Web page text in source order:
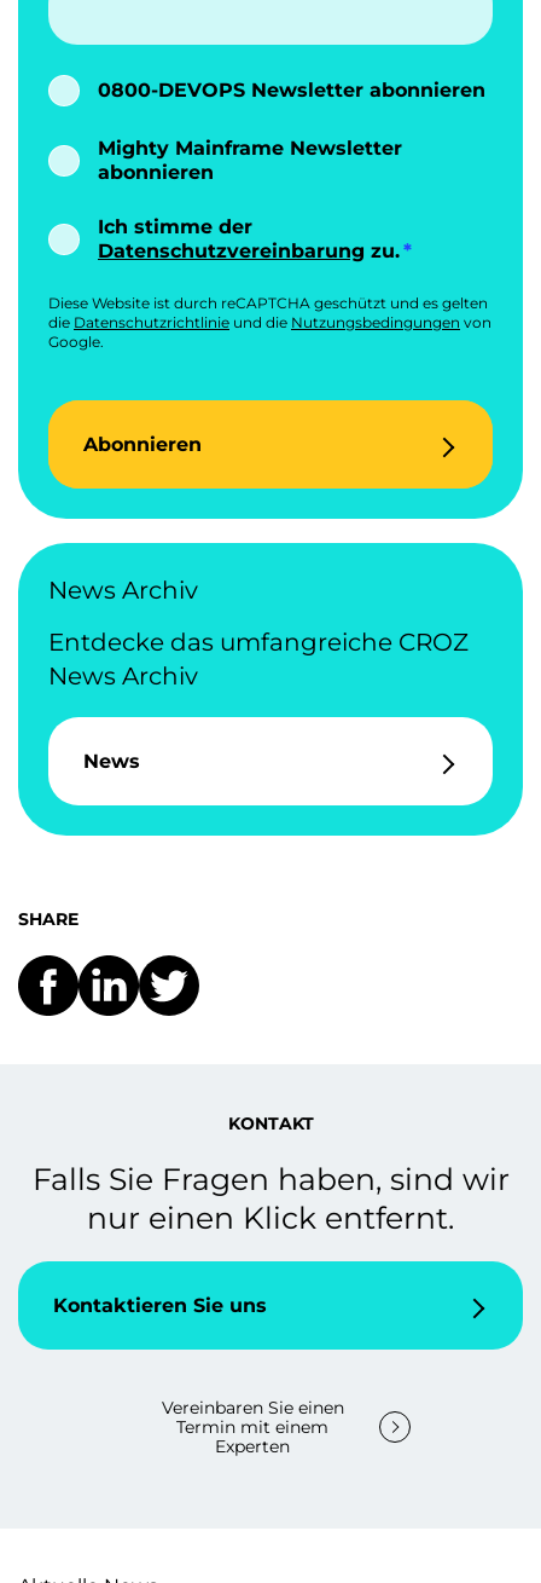
0800-DEVOPS Newsletter abonnieren
Mighty Mainframe Newsletter
abonnieren
Ich stimme der
Datenschutzvereinbarung zu.
Diese Website ist durch reCAPTCHA geschützt und es gelten
die Datenschutzrichtlinie und die Nutzungsbedingungen von
Google.
Abonnieren
News Archiv
Entdecke das umfangreiche CROZ
News Archiv
News
SHARE
KONTAKT
Falls Sie Fragen haben, sind wir
nur einen Klick entfernt.
Kontaktieren Sie uns
Vereinbaren Sie einen
Termin mit einem
Experten